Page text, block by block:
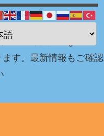
ジャン情報 Blog！
す。最新情報もご確認